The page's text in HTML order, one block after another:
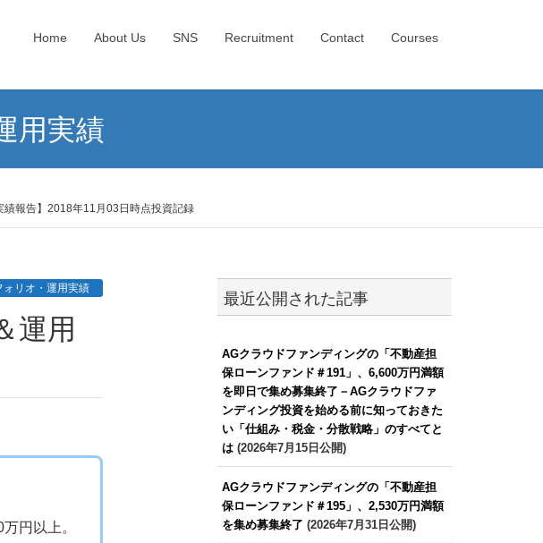
Home About Us SNS Recruitment Contact Courses
用実績
績報告】2018年11月03日時点投資記録
ォリオ・運用実績
円以上。
最近公開された記事
AGクラウドファンディングの「不動産担
保ローンファンド＃191」、6,600万円満額
を即日で集め募集終了－AGクラウドファ
ンディング投資を始める前に知っておきた
い「仕組み・税金・分散戦略」のすべてと
は(2026年7月15日公開)
AGクラウドファンディングの「不動産担
保ローンファンド＃195」、2,530万円満額
を集め募集終了 (2026年7月31日公開)